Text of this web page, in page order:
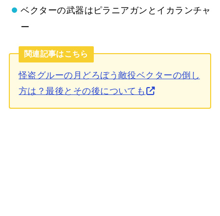
ベクターの武器はピラニアガンとイカランチャ
ー
関連記事はこちら
怪盗グルーの月どろぼう敵役ベクターの倒し
方は？最後とその後についても